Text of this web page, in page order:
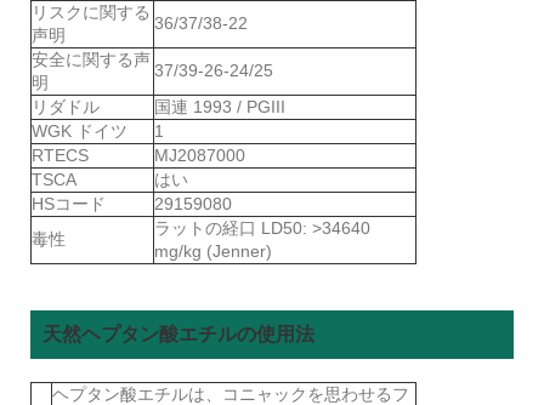
リスクに関する
声明
36/37/38-22
安全に関する声
明
37/39-26-24/25
リダドル
国連 1993 / PGIII
WGK ドイツ
1
RTECS
MJ2087000
TSCA
はい
HSコード
29159080
毒性
ラットの経口 LD50: >34640
mg/kg (Jenner)
天然ヘプタン酸エチルの使用法
ヘプタン酸エチルは、コニャックを思わせるフ